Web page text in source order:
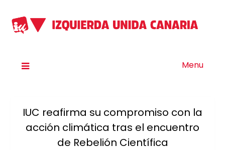
Menu
IUC reafirma su compromiso con la
acción climática tras el encuentro
de Rebelión Científica